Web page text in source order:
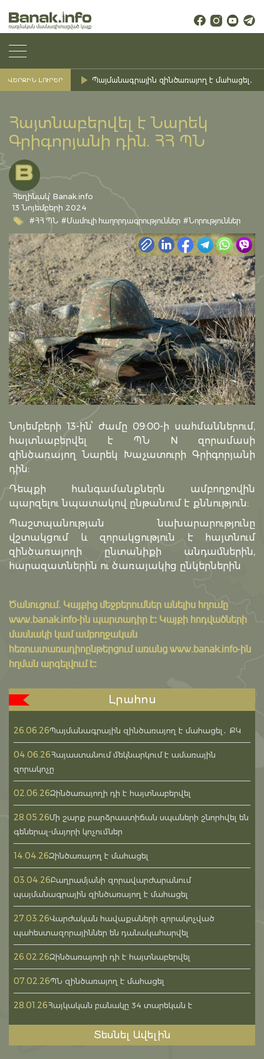
ՎԵՐՋԻՆ ԼՈՒՐԵՐ Պայմանագրային զինծառայող է մահացել․
Հայտնաբերվել է Նարեկ
Գրիգորյանի դին. ՀՀ ՊՆ
Հեղինակ՝ Banak.info
13 Նոյեմբերի 2024
#ՀՀ ՊՆ #Մամուլի հաղորդագրություններ #Նորություններ
Նոյեմբերի 13-ին՝ ժամը 09:00-ի սահմաններում,
հայտնաբերվել է ՊՆ N զորամասի
զինծառայող Նարեկ Խաչատուրի Գրիգորյանի
դին:
Դեպքի հանգամանքներն ամբողջովին
պարզելու նպատակով ընթանում է քննություն:
Պաշտպանության նախարարությունը
վշտակցում և զորակցություն է հայտնում
զինծառայողի ընտանիքի անդամներին,
հարազատներին ու ծառայակից ընկերներին
Ծանուցում․ Կայքից մեջբերումներ անելիս հղումը
www.banak.info-ին պարտադիր է: Կայքի հոդվածների
մասնակի կամ ամբողջական
հեռուստառադիոընթերցում առանց www.banak.info-ին
հղման արգելվում է:
Լրահոս
26.06.26Պայմանագրային զինծառայող է մահացել․ ՔԿ
04.06.26Հայաստանում մեկնարկում է ամառային
զորակոչը
02.06.26Զինծառայողի դի է հայտնաբերվել
28.05.26Մի շարք բարձրաստիճան սպաների շնորհվել են
գեներալ-մայորի կոչումներ
14.04.26Զինծառայող է մահացել
03.04.26Բաղրամյանի զորավարժարանում
պայմանագրային զինծառայող է մահացել
27.03.26Վարժական հավաքաների զորակոչված
պահեստազորայիններ են դանակահարվել
26.02.26Զինծառայողի դի է հայտնաբերվել
07.02.26ՊՆ զինծառայող է մահացել
28.01.26Հայկական բանակը 34 տարեկան է
Տեսնել Ավելին